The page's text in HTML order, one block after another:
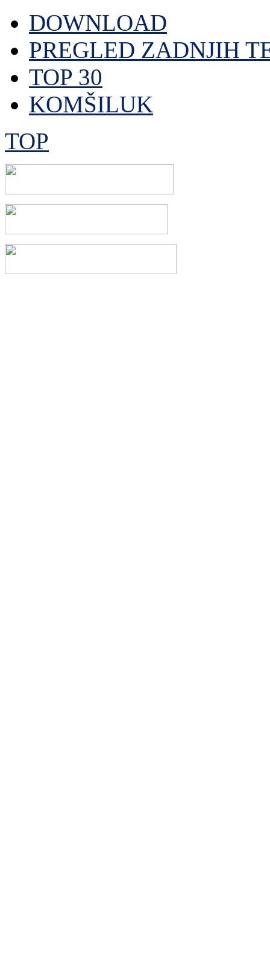
DOWNLOAD
PREGLED ZADNJIH
TOP 30
KOMŠILUK
TOP